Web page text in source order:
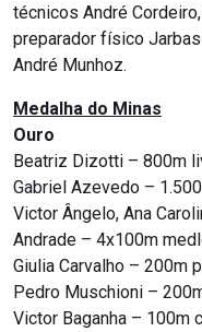
técnicos André
preparador físico
André Munhoz.
Medalha do Minas
Ouro
Beatriz Dizotti – 800m
Gabriel Azevedo –
Victor Ângelo, Ana
Andrade – 4x100m
Giulia Carvalho – 200m
Pedro Muschioni –
Victor Baganha – 100m